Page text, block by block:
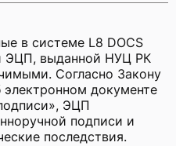
в системе L8 DOCS
ЭЦП, выданной НУЦ РК
Согласно Закону
электронном документе
ЭЦП
подписи и
последствия.